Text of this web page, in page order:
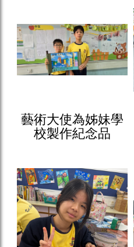
藝術大使為姊妹學
校製作紀念品